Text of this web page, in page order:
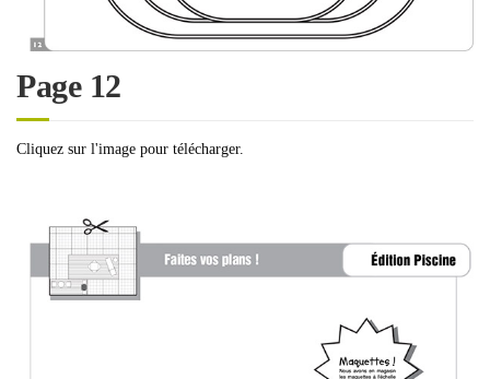
Page 12
Cliquez sur l'image pour télécharger.